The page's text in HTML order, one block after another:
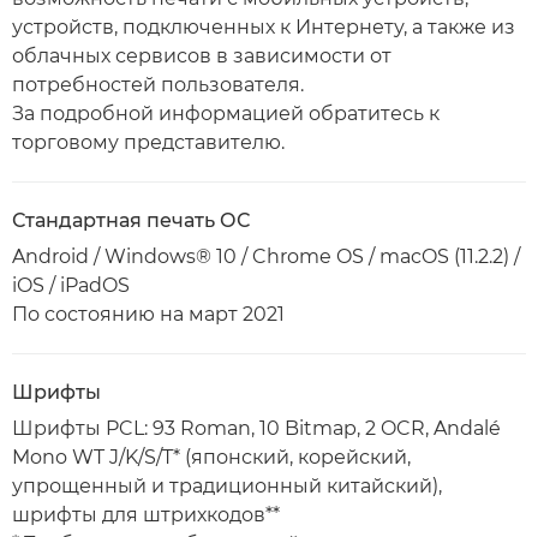
устройств, подключенных к Интернету, а также из
облачных сервисов в зависимости от
потребностей пользователя.
За подробной информацией обратитесь к
торговому представителю.
Стандартная печать ОС
Android / Windows® 10 / Chrome OS / macOS (11.2.2) /
iOS / iPadOS
По состоянию на март 2021
Шрифты
Шрифты PCL: 93 Roman, 10 Bitmap, 2 OCR, Andalé
Mono WT J/K/S/T* (японский, корейский,
упрощенный и традиционный китайский),
шрифты для штрихкодов**